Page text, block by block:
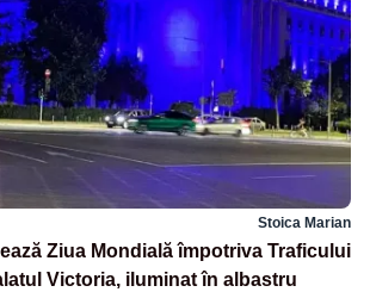
Stoica Marian
Ziua Mondială împotriva Traficului
Victoria, iluminat în albastru